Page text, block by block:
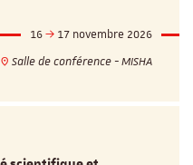
16
17 novembre 2026
Salle de conférence - MISHA